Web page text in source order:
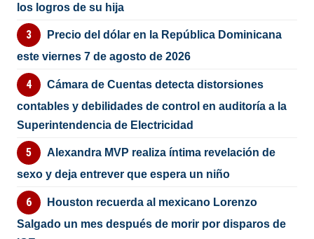
los logros de su hija
Precio del dólar en la República Dominicana
este viernes 7 de agosto de 2026
Cámara de Cuentas detecta distorsiones
contables y debilidades de control en auditoría a la
Superintendencia de Electricidad
Alexandra MVP realiza íntima revelación de
sexo y deja entrever que espera un niño
Houston recuerda al mexicano Lorenzo
Salgado un mes después de morir por disparos de